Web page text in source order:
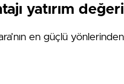
yatırım
en güçlü